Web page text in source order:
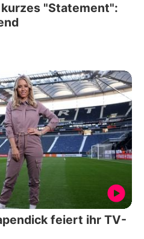
"Statement":
feiert ihr TV-